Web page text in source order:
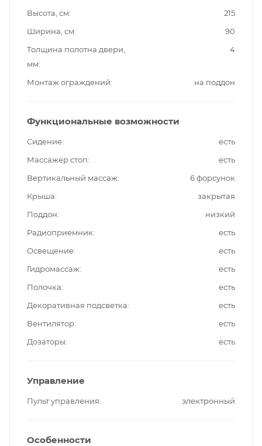
Высота, см
215
Ширина, см
90
Толщина полотна двери,
мм
4
Монтаж ограждений на поддон
Функциональные возможности
Сидение
есть
Массажер стоп
есть
Вертикальный массаж
6 форсунок
Крыша
закрытая
Поддон
низкий
Радиоприемник
есть
Освещение
есть
Гидромассаж
есть
Полочка
есть
Декоративная подсветка
есть
Вентилятор
есть
Дозаторы
есть
Управление
Пульт управления электронный
Особенности